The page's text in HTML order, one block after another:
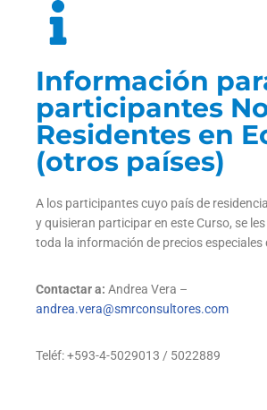
Información
participantes
Residentes en
(otros países)
A los participantes cuyo país de
y quisieran participar en este Curso, se
toda la información de precios especiales
Contactar a: Andrea Vera –
andrea.vera@smrconsultores.com
Teléf: +593-4-5029013 / 5022889